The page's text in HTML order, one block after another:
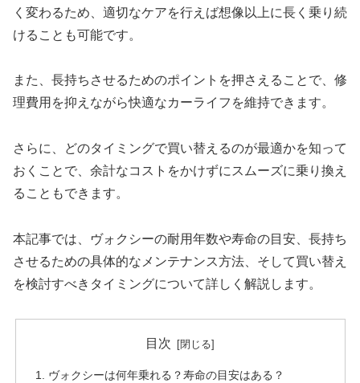
く変わるため、適切なケアを行えば想像以上に長く乗り続
けることも可能です。
また、長持ちさせるためのポイントを押さえることで、修
理費用を抑えながら快適なカーライフを維持できます。
さらに、どのタイミングで買い替えるのが最適かを知って
おくことで、余計なコストをかけずにスムーズに乗り換え
ることもできます。
本記事では、ヴォクシーの耐用年数や寿命の目安、長持ち
させるための具体的なメンテナンス方法、そして買い替え
を検討すべきタイミングについて詳しく解説します。
目次
ヴォクシーは何年乗れる？寿命の目安はある？